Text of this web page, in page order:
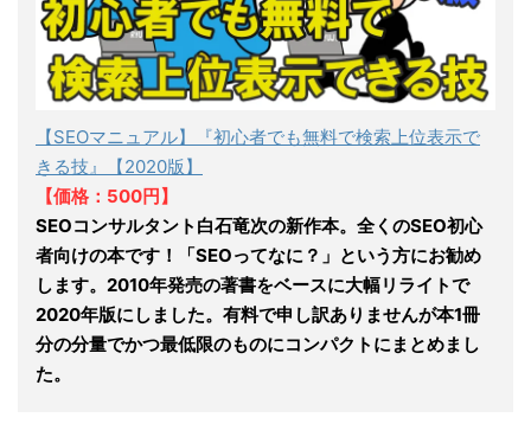
【SEOマニュアル】『初心者でも無料で検索上位表示で
きる技』【2020版】
【価格：500円】
SEOコンサルタント白石竜次の新作本。全くのSEO初心
者向けの本です！「SEOってなに？」という方にお勧め
します。2010年発売の著書をベースに大幅リライトで
2020年版にしました。有料で申し訳ありませんが本1冊
分の分量でかつ最低限のものにコンパクトにまとめまし
た。